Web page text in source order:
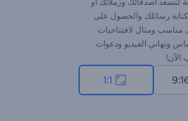
رسائلك والحصول على
ومثال لافتتاحيات
وتهاني الفيديو ودعوات
الآن!
1:1